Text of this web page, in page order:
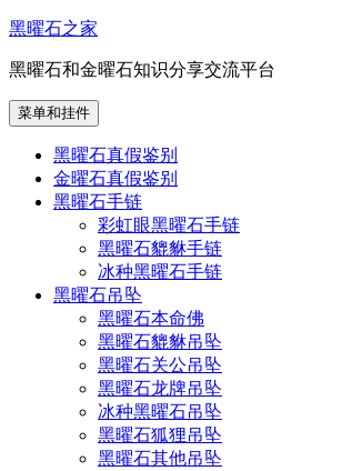
跳
内
容
黑曜石之家
黑曜石和金曜石知识分享交流平台
菜单和挂件
黑曜石真假鉴别
金曜石真假鉴别
黑曜石手链
彩虹眼黑曜石手链
黑曜石貔貅手链
冰种黑曜石手链
黑曜石吊坠
黑曜石本命佛
黑曜石貔貅吊坠
黑曜石关公吊坠
黑曜石龙牌吊坠
冰种黑曜石吊坠
黑曜石狐狸吊坠
黑曜石其他吊坠